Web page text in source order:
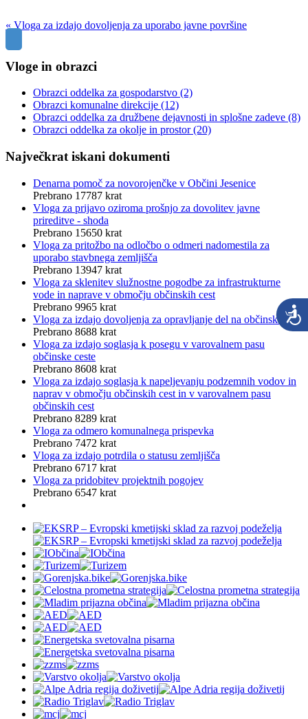
« Vloga za izdajo dovoljenja za uporabo javne površine
Vloge in obrazci
Obrazci oddelka za gospodarstvo (2)
Obrazci komunalne direkcije (12)
Obrazci oddelka za družbene dejavnosti in splošne zadeve (8)
Obrazci oddelka za okolje in prostor(20)
Največkrat iskani dokumenti
Denarna pomoč za novorojenčke v Občini Jesenice
Prebrano 17787 krat
Vloga za prijavo oziroma prošnjo za dovolitev javne
prireditve - shoda
Prebrano 15650 krat
Vloga za pritožbo na odločbo o odmeri nadomestila za
uporabo stavbnega zemljišča
Prebrano 13947 krat
Vloga za sklenitev služnostne pogodbe za infrastrukturne
vode in naprave v območju občinskih cest
Prebrano 9965 krat
Vloga za izdajo dovoljenja za opravljanje del na občinski cesti
Prebrano 8688 krat
Vloga za izdajo soglasja k posegu v varovalnem pasu
občinske ceste
Prebrano 8608 krat
Vloga za izdajo soglasja k napeljevanju podzemnih vodov in
naprav v območju občinskih cest in v varovalnem pasu
občinskih cest
Prebrano 8289 krat
Vloga za odmero komunalnega prispevka
Prebrano 7472 krat
Vloga za izdajo potrdila o statusu zemljišča
Prebrano 6717 krat
Vloga za pridobitev projektnih pogojev
Prebrano 6547 krat